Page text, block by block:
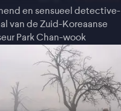
en sensueel detective-
van de Zuid-Koreaanse
Park Chan-wook